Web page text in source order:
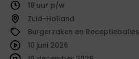
18
Zuid-Holland
Burgerzaken en Receptiebalies
10 juni 2026